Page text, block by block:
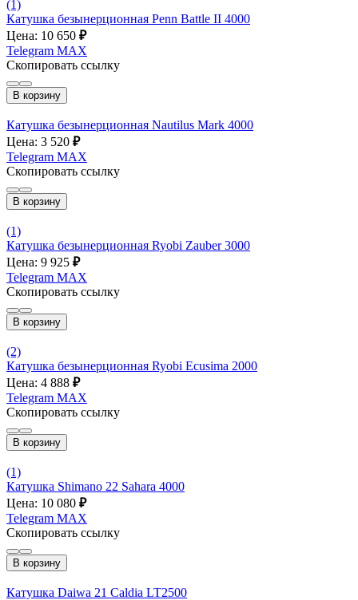
(1)
Катушка безынерционная Penn Battle II 4000
Цена: 10 650 ₽
Telegram MAX
Скопировать ссылку
В корзину
Катушка безынерционная Nautilus Mark 4000
Цена: 3 520 ₽
Telegram MAX
Скопировать ссылку
В корзину
(1)
Катушка безынерционная Ryobi Zauber 3000
Цена: 9 925 ₽
Telegram MAX
Скопировать ссылку
В корзину
(2)
Катушка безынерционная Ryobi Ecusima 2000
Цена: 4 888 ₽
Telegram MAX
Скопировать ссылку
В корзину
(1)
Катушка Shimano 22 Sahara 4000
Цена: 10 080 ₽
Telegram MAX
Скопировать ссылку
В корзину
Катушка Daiwa 21 Caldia LT2500